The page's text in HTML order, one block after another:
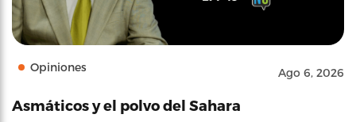
Opiniones Ago 6, 2026
Asmáticos y el polvo del Sahara